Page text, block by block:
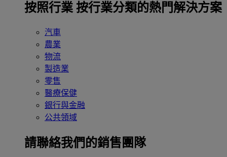
按照行業 按行業分類的熱門解決方案
汽車
農業
物流
製造業
零售
醫療保健
銀行與金融
公共領域
請聯絡我們的銷售團隊